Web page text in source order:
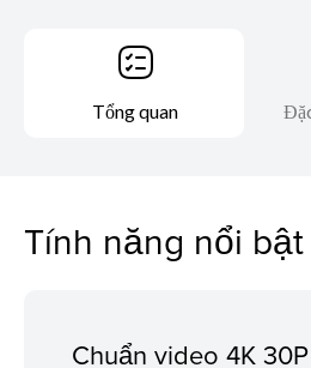
Tổng quan
Tính năng nổi bật
Chuẩn video 4K